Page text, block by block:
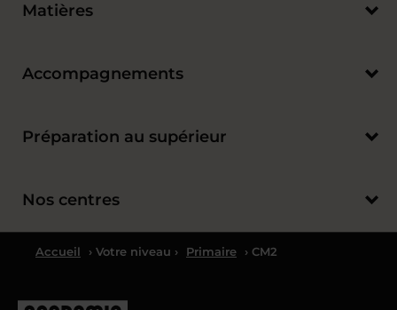
Matières
Accompagnements
Préparation au supérieur
Nos centres
Accueil › Votre niveau › Primaire › CM2